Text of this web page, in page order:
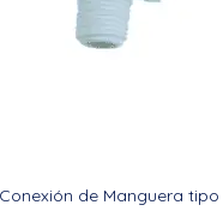
de Manguera